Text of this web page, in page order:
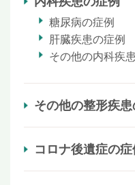
糖尿病の症例
肝臓疾患の症例
その他の内科疾
その他の整形疾患
コロナ後遺症の症